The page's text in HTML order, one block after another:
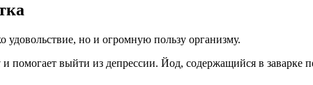
удовольствие, но и огромную пользу организму.
помогает выйти из депрессии. Йод, содержащийся в заварке